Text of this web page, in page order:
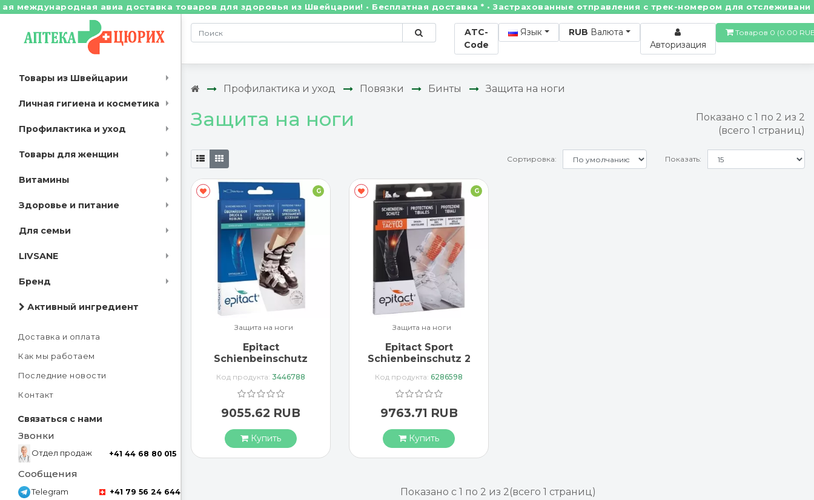
авиа доставка товаров для здоровья из Швейцарии! • Бесплатная доставка * • Застрахованные отправления с трек-номером для
Товары из Швейцарии
Личная гигиена и косметика
Профилактика и уход
Товары для женщин
Витамины
Здоровье и питание
Для семьи
LIVSANE
Бренд
Активный ингредиент
Доставка и оплата
Как мы работаем
Последние новости
Контакт
Связаться с нами
Звонки
Отдел продаж +41 44 68 80 015
Сообщения
Telegram +41 79 56 24 644
ATC-
Code
Язык RUB Валюта
Авторизация
Товаров 0
Профилактика и уход Повязки Бинты Защита на ноги
Защита на ноги
Показано с 1 по 2 из 2
(всего 1 страниц)
Сортировка: Показать:
G
Защита на ноги
Epitact
Schienbeinschutz
Schienbein 2 штуки
Код продукта: 3446788
9055.62 RUB
Купить
G
Защита на ноги
Epitact Sport
Schienbeinschutz 2
Код продукта: 6286598
9763.71 RUB
Купить
Показано с 1 по 2 из 2(всего 1 страниц)